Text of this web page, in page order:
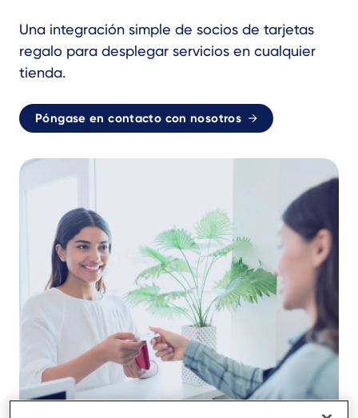
Una integración simple de socios de tarjetas
regalo para desplegar servicios en cualquier
tienda.
Póngase en contacto con nosotros